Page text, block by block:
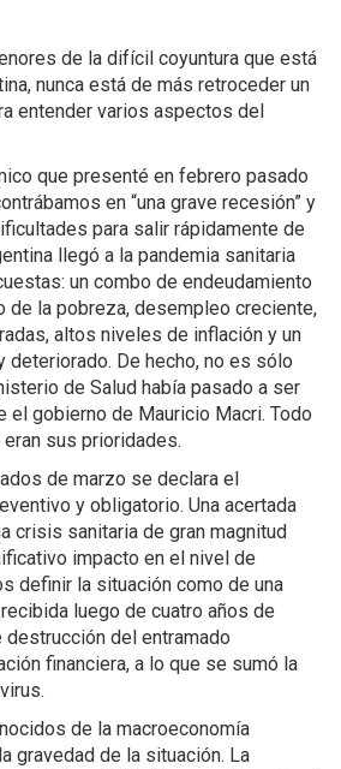
de la difícil coyuntura que está
nunca está de más retroceder un
entender varios aspectos del
que presenté en febrero pasado
en “una grave recesión” y
para salir rápidamente de
llegó a la pandemia sanitaria
un combo de endeudamiento
de la pobreza, desempleo creciente,
altos niveles de inflación y un
deteriorado. De hecho, no es sólo
de Salud había pasado a ser
el gobierno de Mauricio Macri. Todo
sus prioridades.
de marzo se declara el
y obligatorio. Una acertada
crisis sanitaria de gran magnitud
impacto en el nivel de
definir la situación como de una
luego de cuatro años de
del entramado
financiera, a lo que se sumó la
de la macroeconomía
gravedad de la situación. La